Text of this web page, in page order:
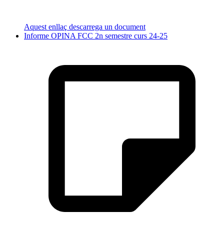
Aquest enllaç descarrega un document
Informe OPINA FCC 2n semestre curs 24-25